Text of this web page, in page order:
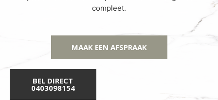
compleet.
MAAK EEN AFSPRAAK
BEL DIRECT
0403098154